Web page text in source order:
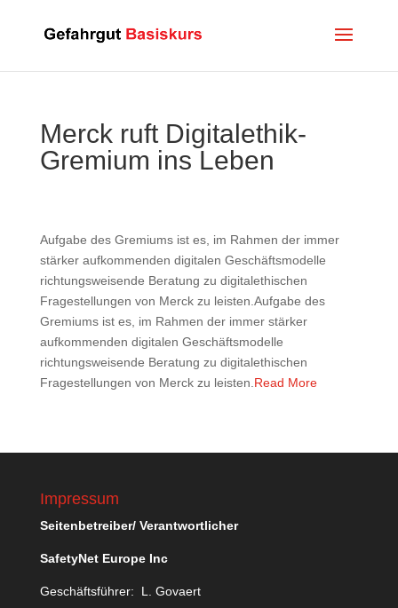
Merck ruft Digitalethik-
Gremium ins Leben
Aufgabe des Gremiums ist es, im Rahmen der immer
stärker aufkommenden digitalen Geschäftsmodelle
richtungsweisende Beratung zu digitalethischen
Fragestellungen von Merck zu leisten.Aufgabe des
Gremiums ist es, im Rahmen der immer stärker
aufkommenden digitalen Geschäftsmodelle
richtungsweisende Beratung zu digitalethischen
Fragestellungen von Merck zu leisten. Read More
Impressum
Seitenbetreiber/ Verantwortlicher
SafetyNet Europe Inc
Geschäftsführer: L. Govaert